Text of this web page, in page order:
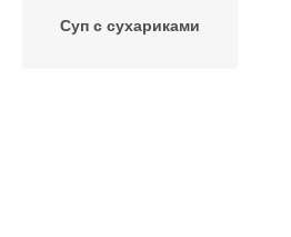
Суп с сухариками